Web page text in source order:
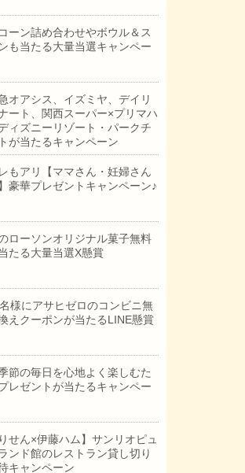
ーン詰め合わせやボウル＆ス
も当たる大量当選キャンペー
急オアシス、イズミヤ、デイリ
ート、関西スーパー×プリマハ
ィズニーリゾート・パークチ
が当たるキャンペーン
もアリ【ママさん・妊婦さん
豪華プレゼントキャンペーン♪
ローソンオリジナル菓子無料
たる大量当選X懸賞
様にアサヒゼロのコンビニ無
えクーポンが当たるLINE懸賞
節の毎日を心地よく楽しむた
レゼントが当たるキャンペー
りせん×伊藤ハム】サンリオピュ
ンド館のレストラン貸し切り
キャンペーン